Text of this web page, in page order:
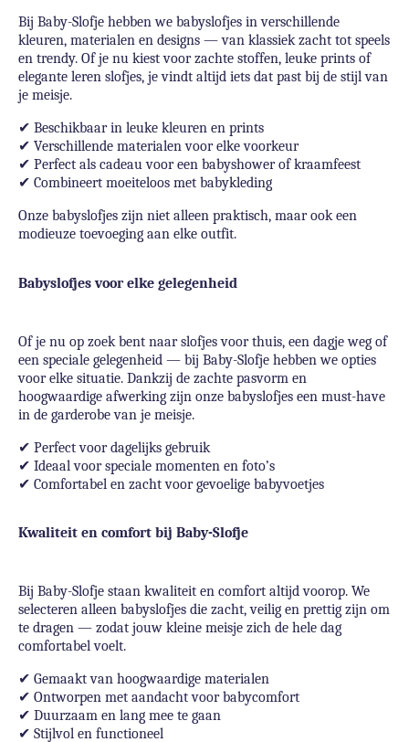
Bij Baby-Slofje hebben we babyslofjes in verschillende
kleuren, materialen en designs — van klassiek zacht tot speels
en trendy. Of je nu kiest voor zachte stoffen, leuke prints of
elegante leren slofjes, je vindt altijd iets dat past bij de stijl van
je meisje.
✔ Beschikbaar in leuke kleuren en prints
✔ Verschillende materialen voor elke voorkeur
✔ Perfect als cadeau voor een babyshower of kraamfeest
✔ Combineert moeiteloos met babykleding
Onze babyslofjes zijn niet alleen praktisch, maar ook een
modieuze toevoeging aan elke outfit.
Babyslofjes voor elke gelegenheid
Of je nu op zoek bent naar slofjes voor thuis, een dagje weg of
een speciale gelegenheid — bij Baby-Slofje hebben we opties
voor elke situatie. Dankzij de zachte pasvorm en
hoogwaardige afwerking zijn onze babyslofjes een must-have
in de garderobe van je meisje.
✔ Perfect voor dagelijks gebruik
✔ Ideaal voor speciale momenten en foto’s
✔ Comfortabel en zacht voor gevoelige babyvoetjes
Kwaliteit en comfort bij Baby-Slofje
Bij Baby-Slofje staan kwaliteit en comfort altijd voorop. We
selecteren alleen babyslofjes die zacht, veilig en prettig zijn om
te dragen — zodat jouw kleine meisje zich de hele dag
comfortabel voelt.
✔ Gemaakt van hoogwaardige materialen
✔ Ontworpen met aandacht voor babycomfort
✔ Duurzaam en lang mee te gaan
✔ Stijlvol en functioneel